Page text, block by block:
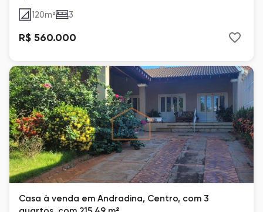
120m² 3
R$ 560.000
Casa à venda em Andradina, Centro, com 3